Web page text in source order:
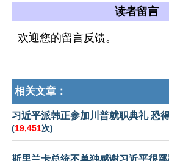
读者留言
欢迎您的留言反馈。
相关文章：
习近平派韩正参加川普就职典礼 恐
(19,451次)
斯里兰卡总统不单独感谢习近平很